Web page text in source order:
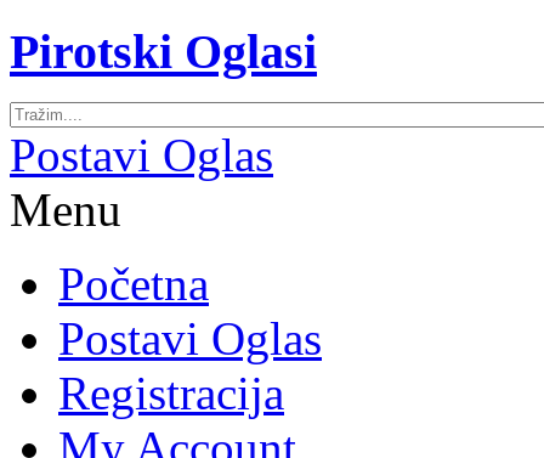
Pirotski Oglasi
Postavi Oglas
Menu
Početna
Postavi Oglas
Registracija